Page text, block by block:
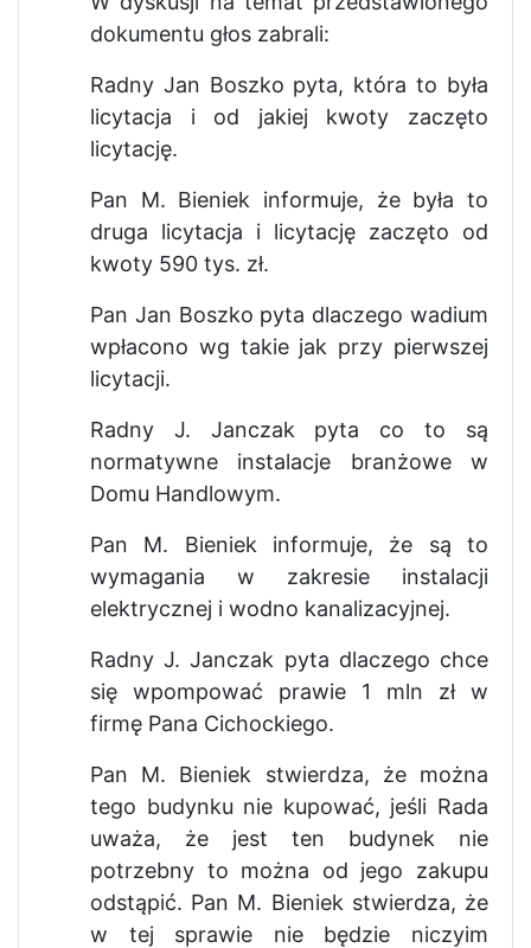
dokumentu głos zabrali:
Radny Jan Boszko pyta, która to była
licytacja i od jakiej kwoty zaczęto
licytację.
Pan M. Bieniek informuje, że była to
druga licytacja i licytację zaczęto od
kwoty 590 tys. zł.
Pan Jan Boszko pyta dlaczego wadium
wpłacono wg takie jak przy pierwszej
licytacji.
Radny J. Janczak pyta co to są
normatywne instalacje branżowe w
Domu Handlowym.
Pan M. Bieniek informuje, że są to
wymagania w zakresie instalacji
elektrycznej i wodno kanalizacyjnej.
Radny J. Janczak pyta dlaczego chce
się wpompować prawie 1 mln zł w
firmę Pana Cichockiego.
Pan M. Bieniek stwierdza, że można
tego budynku nie kupować, jeśli Rada
uważa, że jest ten budynek nie
potrzebny to można od jego zakupu
odstąpić. Pan M. Bieniek stwierdza, że
w tej sprawie nie będzie niczyim